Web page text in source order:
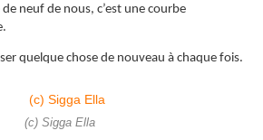
neuf de nous, c’est une courbe
quelque chose de nouveau à chaque fois.
(c) Sigga Ella